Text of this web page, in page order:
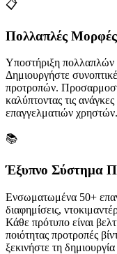
📋
Πολλαπλές
Υποστήριξη
Δημιουργήστε
προτροπών.
καλύπτοντας τις
επαγγελματιών χρηστών.
📚
Έξυπνο Σύστημα
Ενσωματωμένα 50+
διαφημίσεις,
Κάθε πρότυπο είναι
ποιότητας προτροπές
ξεκινήστε τη